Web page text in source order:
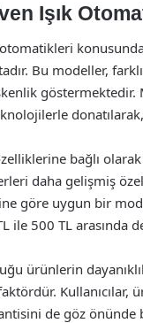
Işık
Bu modeller,
göstermektedir.
bağlı
daha gelişmiş
göre uygun bir
ile 500 TL arasında
ürünlerin
Kullanıcılar,
de göz önünde